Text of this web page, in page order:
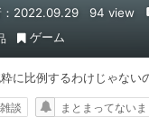
：2022.09.29
94 view
ゲーム
に比例するわけじゃない
雑談 まとまってない